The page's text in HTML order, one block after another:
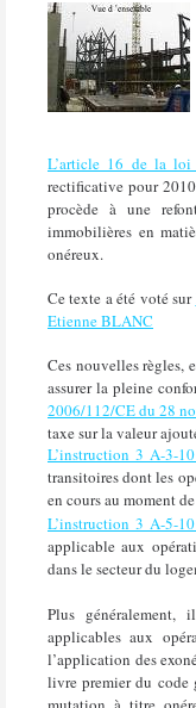
L’article 16 de la
rectificative pour
procède à une
immobilières en
onéreux.
Ce texte a été voté sur
Etienne BLANC
Ces nouvelles règles,
assurer la pleine
2006/112/CE du 28
taxe sur la valeur
L’instruction 3 A-3-
transitoires dont les
en cours au moment
L’instruction 3 A-5-
applicable aux
dans le secteur du
Plus
applicables aux
l’application des
livre premier du code